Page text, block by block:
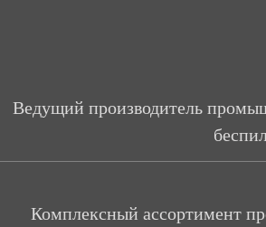
Ведущий производитель
Комплексный ассортимент